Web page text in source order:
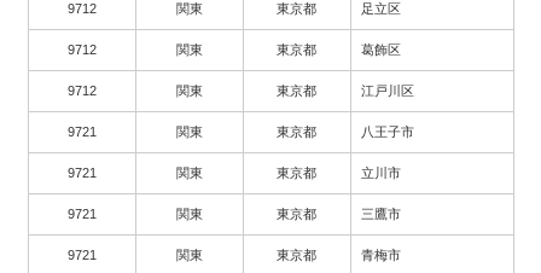
9712 関東 東京都 足立区
9712 関東 東京都 葛飾区
9712 関東 東京都 江戸川区
9721 関東 東京都 八王子市
9721 関東 東京都 立川市
9721 関東 東京都 三鷹市
9721 関東 東京都 青梅市